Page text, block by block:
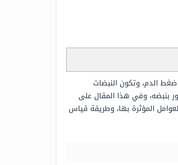
ضغط الدم، وتكون النبضات
بنبضه، وفي هذا المقال على
المؤثرة بها، وطريقة قياس